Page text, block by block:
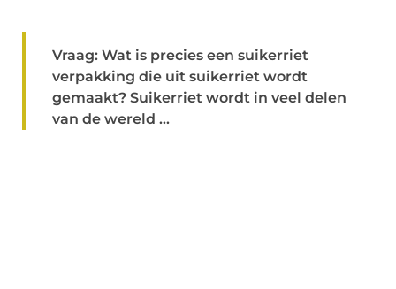
Vraag: Wat is precies een suikerriet
verpakking die uit suikerriet wordt
gemaakt? Suikerriet wordt in veel delen
van de wereld ...